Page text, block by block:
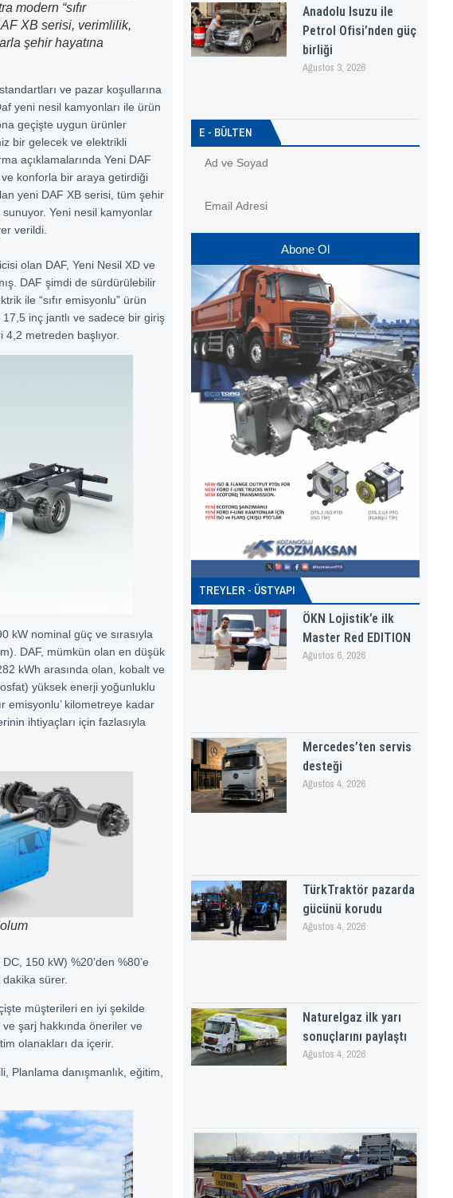
modern “sıfır
XB serisi, verimlilik,
şehir hayatına
ve pazar koşullarına
yeni nesil kamyonları ile ürün
geçişte uygun ürünler
bir gelecek ve elektrikli
açıklamalarında Yeni DAF
ve konforla bir araya getirdiği
yeni DAF XB serisi, tüm şehir
Yeni nesil kamyonlar
verildi.
olan DAF, Yeni Nesil XD ve
DAF şimdi de sürdürülebilir
ile “sıfır emisyonlu” ürün
inç jantlı ve sadece bir giriş
metreden başlıyor.
kW nominal güç ve sırasıyla
DAF, mümkün olan en düşük
kWh arasında olan, kobalt ve
yüksek enerji yoğunluklu
emisyonlu’ kilometreye kadar
ihtiyaçları için fazlasıyla
150 kW) %20’den %80’e
sürer.
müşterileri en iyi şekilde
şarj hakkında öneriler ve
olanakları da içerir.
Planlama danışmanlık, eğitim,
Anadolu Isuzu ile
Petrol Ofisi’nden güç
birliği
Ağustos 3, 2026
E - BÜLTEN
Abone Ol
TREYLER - ÜSTYAPI
ÖKN Lojistik’e ilk
Master Red EDITION
Ağustos 6, 2026
Mercedes’ten servis
desteği
Ağustos 4, 2026
TürkTraktör pazarda
gücünü korudu
Ağustos 4, 2026
Naturelgaz ilk yarı
sonuçlarını paylaştı
Ağustos 4, 2026